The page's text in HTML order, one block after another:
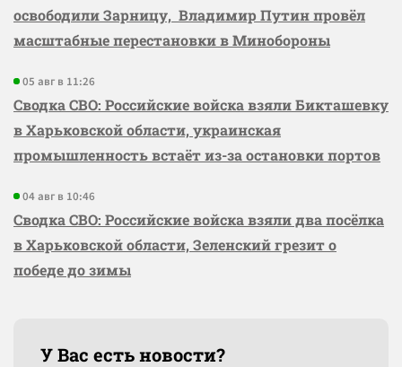
освободили Зарницу, Владимир Путин провёл
масштабные перестановки в Минобороны
05 авг в 11:26
Сводка СВО: Российские войска взяли Бикташевку
в Харьковской области, украинская
промышленность встаёт из-за остановки портов
04 авг в 10:46
Сводка СВО: Российские войска взяли два посёлка
в Харьковской области, Зеленский грезит о
победе до зимы
У Вас есть новости?